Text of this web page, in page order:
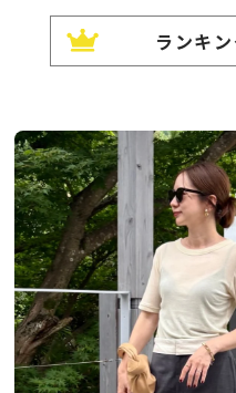
ランキ